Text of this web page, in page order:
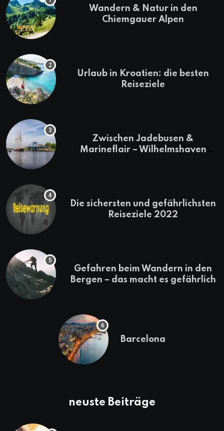
Wandern & Natur in den
Chiemgauer Alpen
Urlaub in Kroatien: die besten
Reiseziele
Zwischen Jadebusen &
Marineflair – Wilhelmshaven
Die sichersten und gefährlichsten
Reiseziele 2022
Gefahren beim Wandern in den
Bergen – das macht es gefährlich
Barcelona
neuste Beiträge